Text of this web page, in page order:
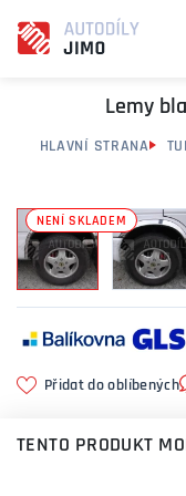
Lemy
HLAVNÍ STRANA
NENÍ SKLADEM
Přidat do oblíbených
TENTO PRODUKT